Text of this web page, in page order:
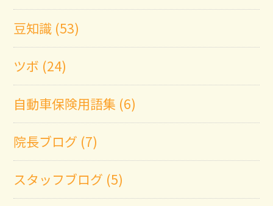
豆知識 (53)
ツボ (24)
自動車保険用語集 (6)
院長ブログ (7)
スタッフブログ (5)